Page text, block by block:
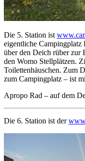
Die 5. Station ist
eigentliche Campingplatz
über den Deich rüber zur
den Womo Stellplätzen.
Toilettenhäuschen. Zum
zum Campingplatz – ist
Apropo Rad – auf dem
Die 6. Station ist der